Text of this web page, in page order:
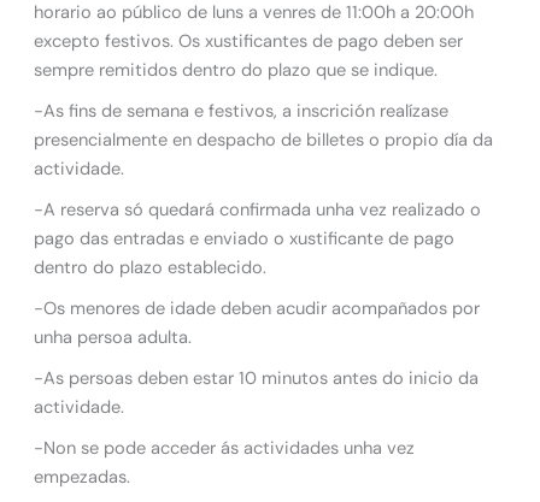
horario ao público de luns a venres de 11:00h a 20:00h
excepto festivos. Os xustificantes de pago deben ser
sempre remitidos dentro do plazo que se indique.
-As fins de semana e festivos, a inscrición realízase
presencialmente en despacho de billetes o propio día da
actividade.
-A reserva só quedará confirmada unha vez realizado o
pago das entradas e enviado o xustificante de pago
dentro do plazo establecido.
-Os menores de idade deben acudir acompañados por
unha persoa adulta.
-As persoas deben estar 10 minutos antes do inicio da
actividade.
-Non se pode acceder ás actividades unha vez
empezadas.